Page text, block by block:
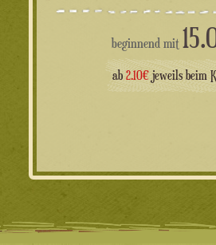
beginnend mit
ab 2.10€ jeweils beim